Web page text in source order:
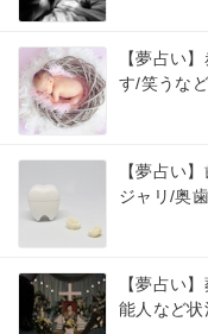
【夢占い
す/笑うな
【夢占い
ジャリ/奥
【夢占い
能人など状